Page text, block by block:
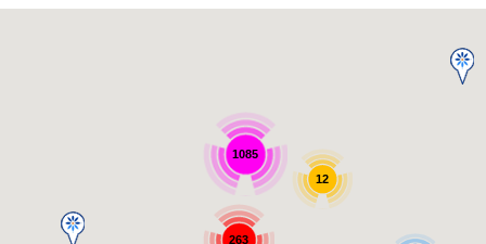
1085
263
12